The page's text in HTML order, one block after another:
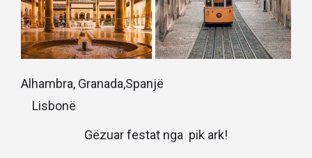
Alhambra, Granada,Spanjë
Lisbonë
Gëzuar festat nga pik ark!